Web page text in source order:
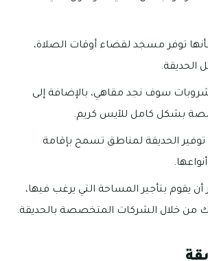
توفر مسجد لقضاء أوقات الصلاة،
الحديقة.
سوف نجد مقاهي، بالإضافة إلى
بشكل كامل للآيس كريم.
توفير الحديقة لمناطق تسمح بإقامة
أن يقوم بتأجير المساحة التي يرغب فيها،
من خلال الشركات المتخصصة بالحديقة.